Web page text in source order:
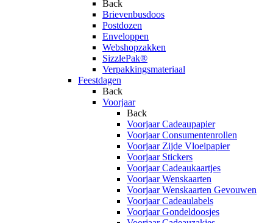
Back
Brievenbusdoos
Postdozen
Enveloppen
Webshopzakken
SizzlePak®
Verpakkingsmateriaal
Feestdagen
Back
Voorjaar
Back
Voorjaar Cadeaupapier
Voorjaar Consumentenrollen
Voorjaar Zijde Vloeipapier
Voorjaar Stickers
Voorjaar Cadeaukaartjes
Voorjaar Wenskaarten
Voorjaar Wenskaarten Gevouwen
Voorjaar Cadeaulabels
Voorjaar Gondeldoosjes